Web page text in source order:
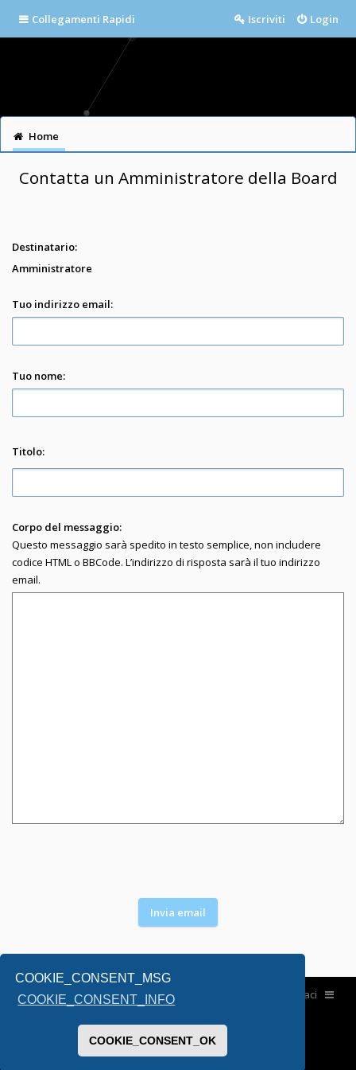
COOKIE_CONSENT_MSG
COOKIE_CONSENT_INFO
COOKIE_CONSENT_OK
Collegamenti Rapidi Login
Iscriviti
Home
Contatta un Amministratore della Board
Destinatario:
Amministratore
Tuo indirizzo email:
Tuo nome:
Titolo:
Corpo del messaggio:
Questo messaggio sarà spedito in testo semplice, non includere
codice HTML o BBCode. L’indirizzo di risposta sarà il tuo indirizzo
email.
Home Contattaci